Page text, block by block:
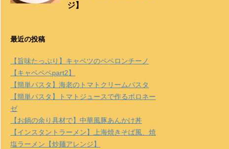
ジ】
最近の投稿
【旨味たっぷり】キャベツのペペロンチーノ
【キャベペペpart2】
【簡単パスタ】海老のトマトクリームパスタ
【簡単パスタ】トマトジュースで作るボロネー
ゼ
【お鍋の余り具材で】中華風豚あんかけ丼
【インスタントラーメン】上海焼きそば風、焼
塩ラーメン【炒麺アレンジ】